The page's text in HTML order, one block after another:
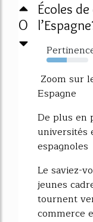
0
Écoles
48%
Zoom sur
Espagne
De plus en
universités
espagnoles
Le saviez-
jeunes
tournent
commerce